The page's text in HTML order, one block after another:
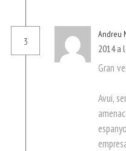
3
Andreu
2014 a
Gran
Avui,